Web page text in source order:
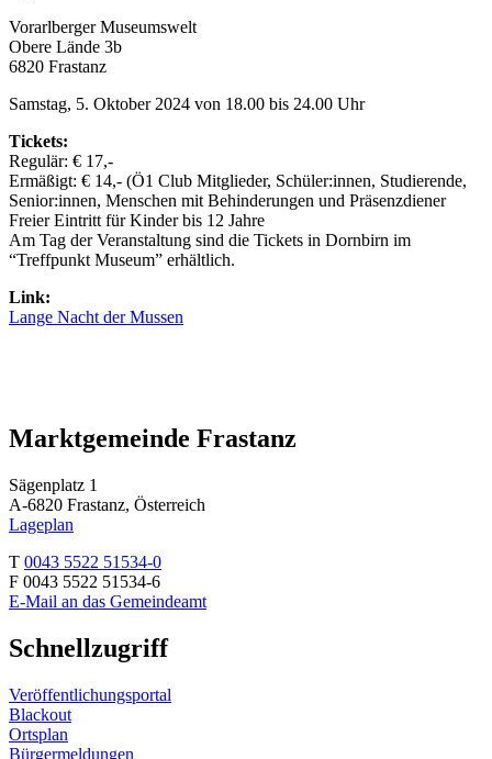
Vorarlberger Museumswelt
Obere Lände 3b
6820 Frastanz
Samstag, 5. Oktober 2024 von 18.00 bis 24.00 Uhr
Tickets:
Regulär: € 17,-
Ermäßigt: € 14,- (Ö1 Club Mitglieder, Schüler:innen, Studierende,
Senior:innen, Menschen mit Behinderungen und Präsenzdiener
Freier Eintritt für Kinder bis 12 Jahre
Am Tag der Veranstaltung sind die Tickets in Dornbirn im
“Treffpunkt Museum” erhältlich.
Link:
Lange Nacht der Mussen
Marktgemeinde Frastanz
Sägenplatz 1
A-6820 Frastanz, Österreich
Lageplan
T 0043 5522 51534-0
F 0043 5522 51534-6
E-Mail an das Gemeindeamt
Schnellzugriff
Veröffentlichungsportal
Blackout
Ortsplan
Bürgermeldungen